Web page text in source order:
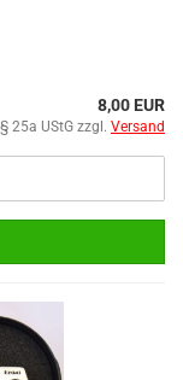
8,00 EUR
25a UStG zzgl. Versand